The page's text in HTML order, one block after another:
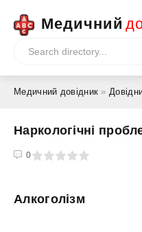
Медичний
Медичний довідник »
Наркологічні
0
5
Алкоголізм